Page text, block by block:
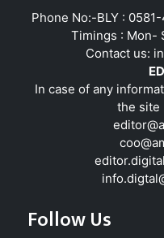
Phone No:-BLY :
Timings : Mon-
Contact us:
In case of any
the site
Follow Us